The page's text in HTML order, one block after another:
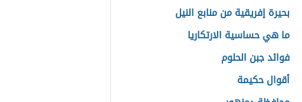
بحيرة إفريقية من منابع النيل
ما هي حساسية الارتكاريا
فوائد جبن الحلوم
أقوال حكيمة